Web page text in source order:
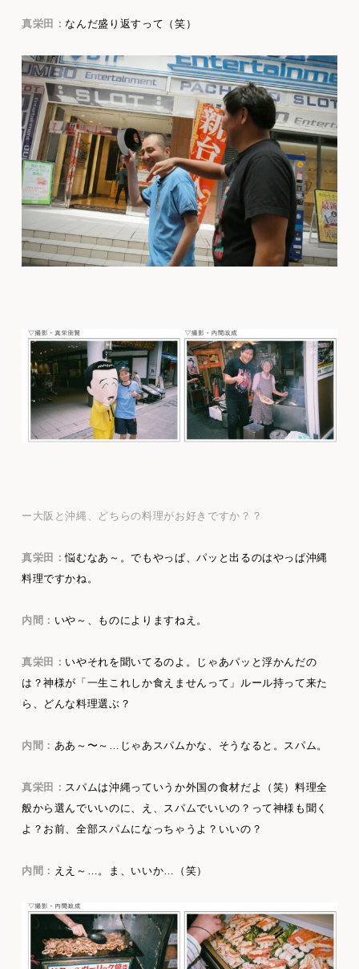
真栄田：なんだ盛り返すって（笑）
ー大阪と沖縄、どちらの料理がお好きですか？？
真栄田：悩むなあ～。でもやっぱ、パッと出るのはやっぱ沖縄
料理ですかね。
内間： いや～、ものによりますねえ。
真栄田： いやそれを聞いてるのよ。じゃあパッと浮かんだの
は？神様が「一生これしか食えませんって」ルール持って来た
ら、どんな料理選ぶ？
内間： ああ～〜～…じゃあスパムかな、そうなると。スパム。
真栄田： スパムは沖縄っていうか外国の食材だよ（笑）料理全
般から選んでいいのに、え、スパムでいいの？って神様も聞く
よ？お前、全部スパムになっちゃうよ？いいの？
内間： ええ～…。ま、いいか…（笑）